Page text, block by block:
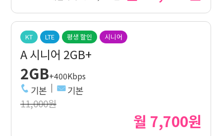
KT LTE 평생 할인 시니어
A 시니어 2GB+
2GB+400Kbps
기본 기본
11,000원
월 7,700원